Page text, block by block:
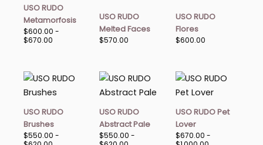
USO RUDO
Metamorfosis
$600.00 -
$670.00
$600.00
$670.00
USO RUDO
Melted Faces
$570.00
USO RUDO
Flores
$600.00
USO RUDO
Brushes
$550.00 -
Rango
de
precios:
$550.00
$620.00
USO RUDO
Abstract Pale
$550.00 -
Rango
de
precios:
$550.00
hasta
$620.00
USO RUDO Pet
Lover
$670.00 -
Rango
de
precios:
$670.00